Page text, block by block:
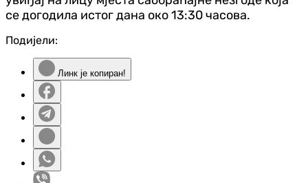
се догодила истог дана око 13:30 часова.
Подијели:
Линк је копиран!